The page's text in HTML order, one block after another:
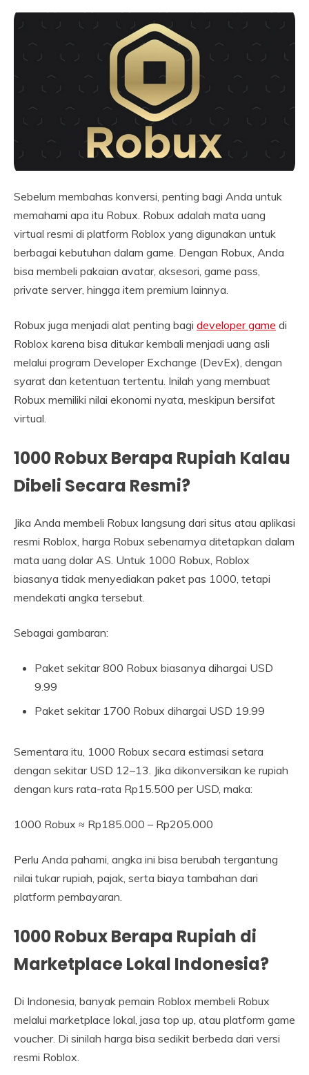
Sebelum membahas konversi, penting bagi Anda untuk
memahami apa itu Robux. Robux adalah mata uang
virtual resmi di platform Roblox yang digunakan untuk
berbagai kebutuhan dalam game. Dengan Robux, Anda
bisa membeli pakaian avatar, aksesori, game pass,
private server, hingga item premium lainnya.
Robux juga menjadi alat penting bagi developer game di
Roblox karena bisa ditukar kembali menjadi uang asli
melalui program Developer Exchange (DevEx), dengan
syarat dan ketentuan tertentu. Inilah yang membuat
Robux memiliki nilai ekonomi nyata, meskipun bersifat
virtual.
1000 Robux Berapa Rupiah Kalau
Dibeli Secara Resmi?
Jika Anda membeli Robux langsung dari situs atau aplikasi
resmi Roblox, harga Robux sebenarnya ditetapkan dalam
mata uang dolar AS. Untuk 1000 Robux, Roblox
biasanya tidak menyediakan paket pas 1000, tetapi
mendekati angka tersebut.
Sebagai gambaran:
Paket sekitar 800 Robux biasanya dihargai USD
9.99
Paket sekitar 1700 Robux dihargai USD 19.99
Sementara itu, 1000 Robux secara estimasi setara
dengan sekitar USD 12–13. Jika dikonversikan ke rupiah
dengan kurs rata-rata Rp15.500 per USD, maka:
1000 Robux ≈ Rp185.000 – Rp205.000
Perlu Anda pahami, angka ini bisa berubah tergantung
nilai tukar rupiah, pajak, serta biaya tambahan dari
platform pembayaran.
1000 Robux Berapa Rupiah di
Marketplace Lokal Indonesia?
Di Indonesia, banyak pemain Roblox membeli Robux
melalui marketplace lokal, jasa top up, atau platform game
voucher. Di sinilah harga bisa sedikit berbeda dari versi
resmi Roblox.